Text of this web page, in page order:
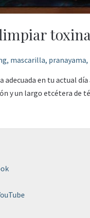
, mascarilla, pranayama,
adecuada en tu actual
y un largo etcétera